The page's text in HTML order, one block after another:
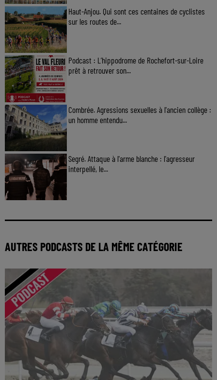
Haut-Anjou. Qui sont ces centaines de cyclistes
sur les routes de...
Podcast : L’hippodrome de Rochefort-sur-Loire
prêt à retrouver son...
Combrée. Agressions sexuelles à l'ancien collège :
un homme entendu...
Segré. Attaque à l'arme blanche : l'agresseur
interpellé, le...
AUTRES PODCASTS DE LA MÊME CATÉGORIE